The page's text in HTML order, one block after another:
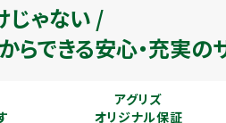
じゃない /
らできる安心・充実の
アグリズ
オリジナル保証